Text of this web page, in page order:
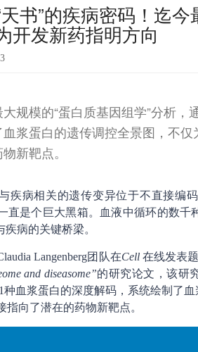
书”的疾病密码！迄
开发新药指明方向
规模的“蛋白质基因组学”分析
浆蛋白的遗传调控全景图，不
新靶点。
疾病相关的遗传变异位于不直接编
直是个巨大黑箱。血液中循环的数
病的关键桥梁。
Langenberg团队在Cell在线发表
and diseasome”的研究论文，该研
种血浆蛋白的深度解码，系统绘制了
向了潜在的药物新靶点。